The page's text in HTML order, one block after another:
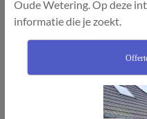
Oude Wetering. Op deze
informatie die je zoekt.